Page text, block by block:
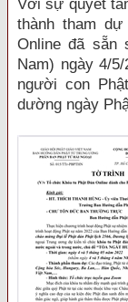
Với sự quyết
thành tham
Online đã sẵn
Nam) ngày 4/
người con
dường ngày